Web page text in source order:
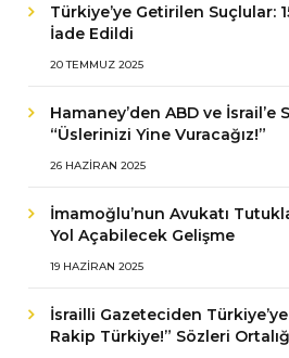
Türkiye’ye Getirilen Suçlular:
İade Edildi
20 TEMMUZ 2025
Hamaney’den ABD ve İsrail’e
“Üslerinizi Yine Vuracağız!”
26 HAZIRAN 2025
İmamoğlu’nun Avukatı
Yol Açabilecek Gelişme
19 HAZIRAN 2025
İsrailli Gazeteciden
Rakip Türkiye!” Sözleri